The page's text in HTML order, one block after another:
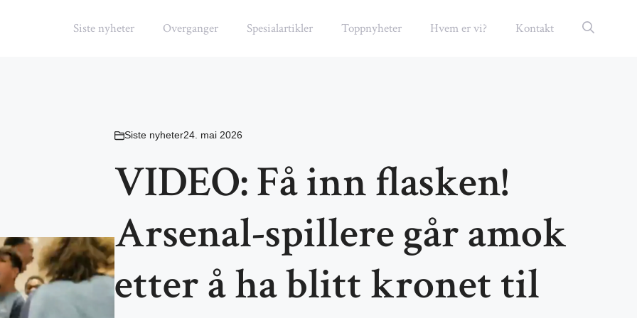
Siste nyheter Overganger Spesialartikler Toppnyheter Hvem er vi? Kontakt
Siste nyheter24. mai 2026
VIDEO: Få inn flasken!
Arsenal-spillere går amok
etter å ha blitt kronet til